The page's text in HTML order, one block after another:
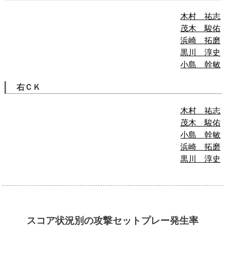
木村 祐志
茂木 駿佑
浜崎 拓磨
黒川 淳史
小島 幹敏
右ＣＫ
木村 祐志
茂木 駿佑
小島 幹敏
浜崎 拓磨
黒川 淳史
スコア状況別の攻撃セットプレー発生率